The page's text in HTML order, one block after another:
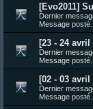
[Evo2011]
Dernier
Message
[23 - 24
Dernier
Message
[02 - 03 avril
Dernier
Message